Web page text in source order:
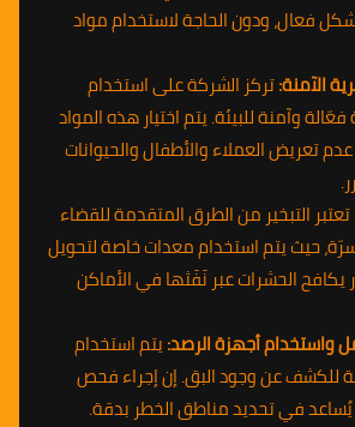
فعال، ودون الحاجة لاستخدام مواد
الآمنة:تركز الشركة على استخدام
وآمنة للبيئة. يتم اختيار هذه المواد
تعريض العملاء والأطفال والحيوانات
تعتبر التبخير من الطرق المتقدمة للقضاء
حيث يتم استخدام معدات خاصة لتحويل
يكافح الحشرات عبر نَفَثها في الأماكن
واستخدام أجهزة الرصد:يتم استخدام
للكشف عن وجود البق. إن إجراء فحص
في تحديد مناطق الخطر بدقة.